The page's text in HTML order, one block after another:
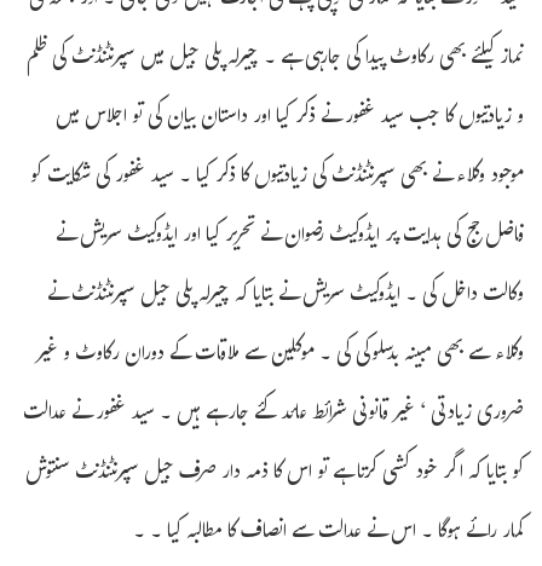
نماز کیلئے بھی رکاوٹ پیدا کی جارہی ہے ۔ چیرلہ پلی جیل میں سپرنٹنڈنٹ کی ظلم
و زیادتیوں کا جب سید غفور نے ذکر کیا اور داستان بیان کی تو اجلاس میں
موجود وکلاء نے بھی سپرنٹنڈنٹ کی زیادتیوں کا ذکر کیا ۔ سید غفور کی شکایت کو
فاضل جج کی ہدایت پر ایڈوکیٹ رضوان نے تحریر کیا اور ایڈوکیٹ سریش نے
وکالت داخل کی ۔ ایڈوکیٹ سریش نے بتایا کہ چیرلہ پلی جیل سپرنٹنڈنٹ نے
وکلاء سے بھی مبینہ بدسلوکی کی ۔ موکلین سے ملاقات کے دوران رکاوٹ و غیر
ضروری زیادتی ‘ غیر قانونی شرائط عائد کئے جارہے ہیں ۔ سید غفور نے عدالت
کو بتایا کہ اگر خود کشی کرتا ہے تو اس کا ذمہ دار صرف جیل سپرنٹنڈنٹ سنتوش
کمار رائے ہوگا ۔ اس نے عدالت سے انصاف کا مطالبہ کیا ۔ ۔